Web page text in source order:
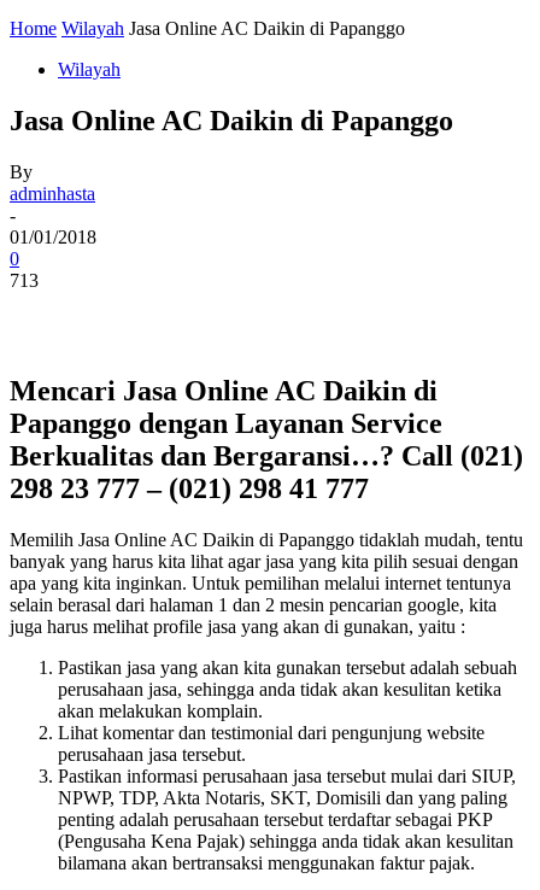
Home Wilayah Jasa Online AC Daikin di Papanggo
Wilayah
Jasa Online AC Daikin di Papanggo
By
adminhasta
-
01/01/2018
0
713
Mencari Jasa Online AC Daikin di
Papanggo dengan Layanan Service
Berkualitas dan Bergaransi…? Call (021)
298 23 777 – (021) 298 41 777
Memilih Jasa Online AC Daikin di Papanggo tidaklah mudah, tentu
banyak yang harus kita lihat agar jasa yang kita pilih sesuai dengan
apa yang kita inginkan. Untuk pemilihan melalui internet tentunya
selain berasal dari halaman 1 dan 2 mesin pencarian google, kita
juga harus melihat profile jasa yang akan di gunakan, yaitu :
Pastikan jasa yang akan kita gunakan tersebut adalah sebuah
perusahaan jasa, sehingga anda tidak akan kesulitan ketika
akan melakukan komplain.
Lihat komentar dan testimonial dari pengunjung website
perusahaan jasa tersebut.
Pastikan informasi perusahaan jasa tersebut mulai dari SIUP,
NPWP, TDP, Akta Notaris, SKT, Domisili dan yang paling
penting adalah perusahaan tersebut terdaftar sebagai PKP
(Pengusaha Kena Pajak) sehingga anda tidak akan kesulitan
bilamana akan bertransaksi menggunakan faktur pajak.